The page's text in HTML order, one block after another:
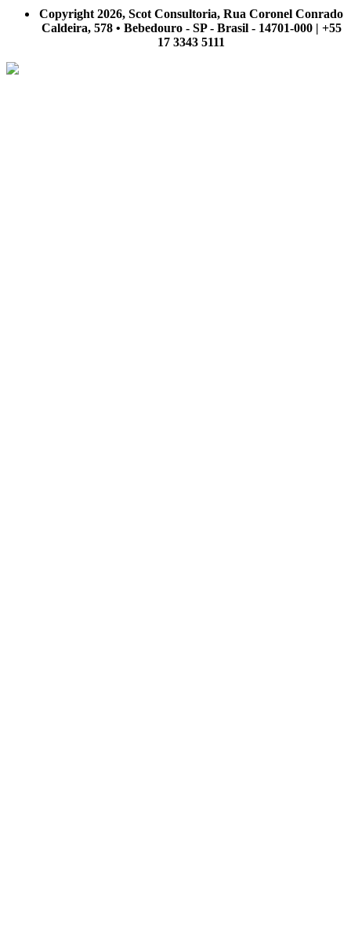
Copyright 2026, Scot Consultoria, Rua Coronel Conrado
Caldeira, 578 • Bebedouro - SP - Brasil - 14701-000 | +55
17 3343 5111